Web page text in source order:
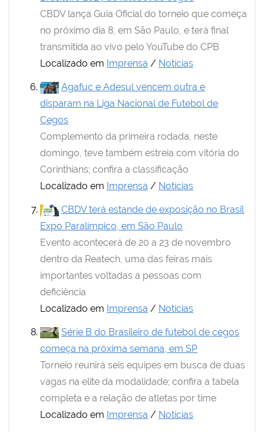
CBDV lança Guia Oficial do torneio que começa
no próximo dia 8, em São Paulo, e terá final
transmitida ao vivo pelo YouTube do CPB
Localizado em Imprensa / Notícias
Agafuc e Adesul vencem outra e
disparam na Liga Nacional de Futebol de
Cegos
Complemento da primeira rodada, neste
domingo, teve também estreia com vitória do
Corinthians; confira a classificação
Localizado em Imprensa / Notícias
CBDV terá estande de exposição no Brasil
Expo Paralímpico, em São Paulo
Evento acontecerá de 20 a 23 de novembro
dentro da Reatech, uma das feiras mais
importantes voltadas a pessoas com
deficiência
Localizado em Imprensa / Notícias
Série B do Brasileiro de futebol de cegos
começa na próxima semana, em SP
Torneio reunirá seis equipes em busca de duas
vagas na elite da modalidade; confira a tabela
completa e a relação de atletas por time
Localizado em Imprensa / Notícias